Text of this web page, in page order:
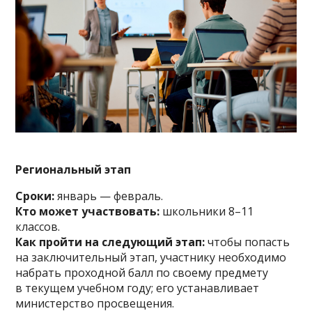
Региональный этап
Сроки:январь — февраль.
Кто может участвовать: школьники 8–11
классов.
Как пройти на следующий этап:чтобы попасть
на заключительный этап, участнику необходимо
набрать проходной балл по своему предмету
в текущем учебном году; его устанавливает
министерство просвещения.